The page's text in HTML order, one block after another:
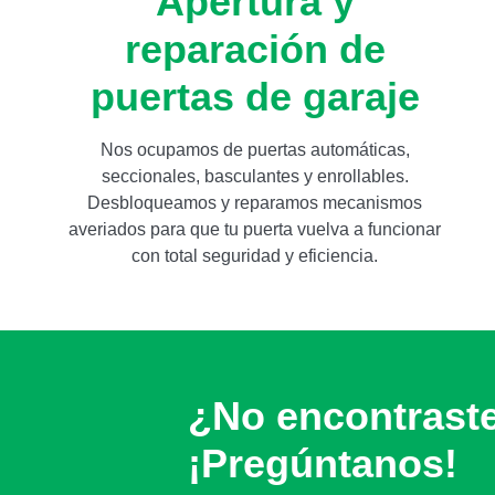
reparación de
puertas de garaje
Nos ocupamos de puertas automáticas,
seccionales, basculantes y enrollables.
Desbloqueamos y reparamos mecanismos
averiados para que tu puerta vuelva a funcionar
con total seguridad y eficiencia.
¿No
¡Pregúntanos!